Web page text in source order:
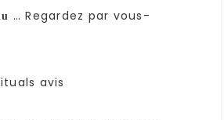
… Regardez par vous-